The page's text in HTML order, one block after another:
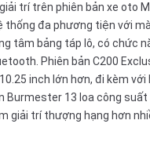
trí trên phiên bản xe oto
thống đa phương tiện với
tâm bảng táp lô, có chức
Phiên bản C200
inch lớn hơn, đi kèm
Burmester 13 loa công suất
giải trí thượng hạng hơn